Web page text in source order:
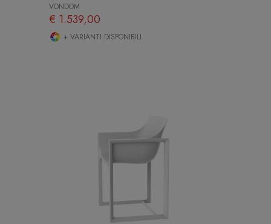
VONDOM
€ 1.539,00
+ VARIANTI DISPONIBILI